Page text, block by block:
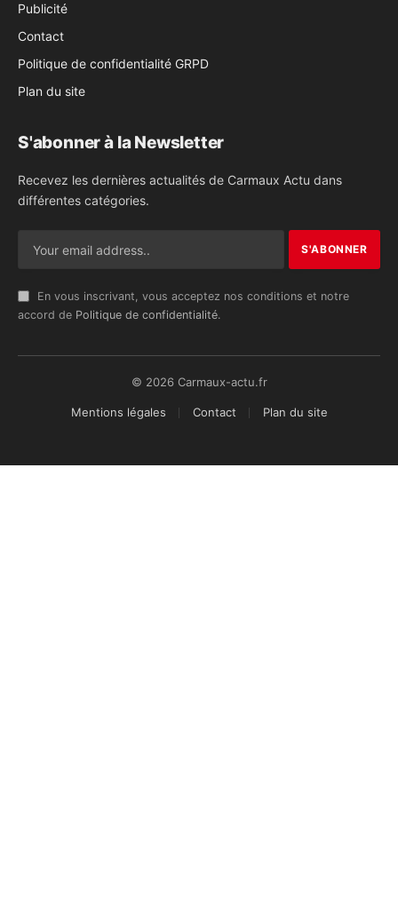
Publicité
Contact
Politique de confidentialité GRPD
Plan du site
S'abonner à la Newsletter
Recevez les dernières actualités de Carmaux Actu dans
différentes catégories.
En vous inscrivant, vous acceptez nos conditions et notre
accord de Politique de confidentialité.
© 2026 Carmaux-actu.fr
Mentions légales Contact Plan du site